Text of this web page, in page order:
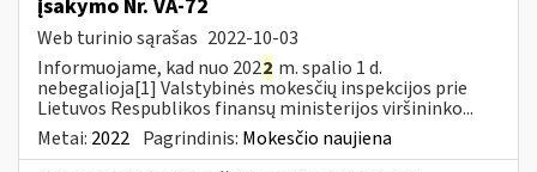
įsakymo Nr. VA-72
Web turinio sąrašas 2022-10-03
Informuojame, kad nuo 2022 m. spalio 1 d.
nebegalioja[1] Valstybinės mokesčių inspekcijos prie
Lietuvos Respublikos finansų ministerijos viršininko...
Metai: 2022 Pagrindinis: Mokesčio naujiena